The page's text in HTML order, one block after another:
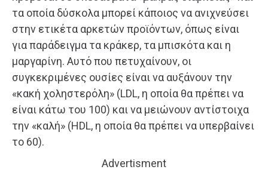
τα οποία δύσκολα μπορεί κάποιος να ανιχνεύσει
στην ετικέτα αρκετών προϊόντων, όπως είναι
για παράδειγμα τα κράκερ, τα μπισκότα και η
μαργαρίνη. Αυτό που πετυχαίνουν, οι
συγκεκριμένες ουσίες είναι να αυξάνουν την
«κακή χοληστερόλη» (LDL, η οποία θα πρέπει να
είναι κάτω του 100) και να μειώνουν αντίστοιχα
την «καλή» (HDL, η οποία θα πρέπει να υπερβαίνει
το 60).
Advertisment